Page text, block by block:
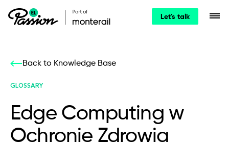
Let's talk
Back to Knowledge Base
GLOSSARY
Edge Computing w
Ochronie Zdrowia